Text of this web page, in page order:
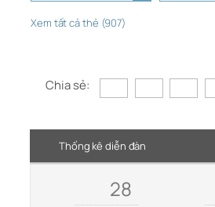
Xem tất cả thẻ (907)
Chia sẻ:
Thống kê diễn đàn
28